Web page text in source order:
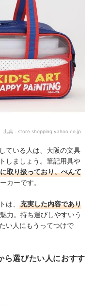
出典： store.shopping.yahoo.co.jp
ている人は、大阪の文具
しましょう。筆記用具や
取り扱っており、ぺんて
カーです。
は、
充実した内容であり
力。持ち運びしやすいう
い人にもうってつけで
ら選びたい人におすす